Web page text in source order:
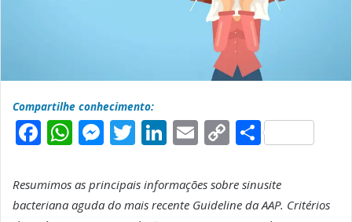
Compartilhe conhecimento:
F
a
c
e
W
h
a
t
M
e
s
s
T
w
it
t
L
i
n
k
E
m
a
il
C
o
p
y
S
h
a
r
Resumimos as principais informações sobre sinusite
bacteriana aguda do mais recente Guideline da AAP. Critérios